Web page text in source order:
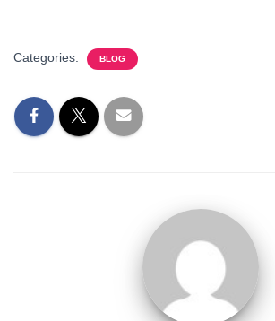
Categories: BLOG